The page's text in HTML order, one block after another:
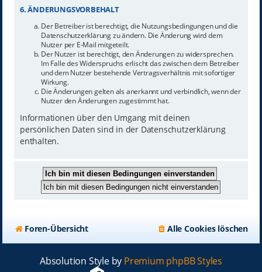
6. ÄNDERUNGSVORBEHALT
Der Betreiber ist berechtigt, die Nutzungsbedingungen und die
Datenschutzerklärung zu ändern. Die Änderung wird dem
Nutzer per E-Mail mitgeteilt.
Der Nutzer ist berechtigt, den Änderungen zu widersprechen.
Im Falle des Widerspruchs erlischt das zwischen dem Betreiber
und dem Nutzer bestehende Vertragsverhältnis mit sofortiger
Wirkung.
Die Änderungen gelten als anerkannt und verbindlich, wenn der
Nutzer den Änderungen zugestimmt hat.
Informationen über den Umgang mit deinen
persönlichen Daten sind in der Datenschutzerklärung
enthalten.
Foren-Übersicht Alle Cookies löschen
Absolution Style by Premium phpBB Styles